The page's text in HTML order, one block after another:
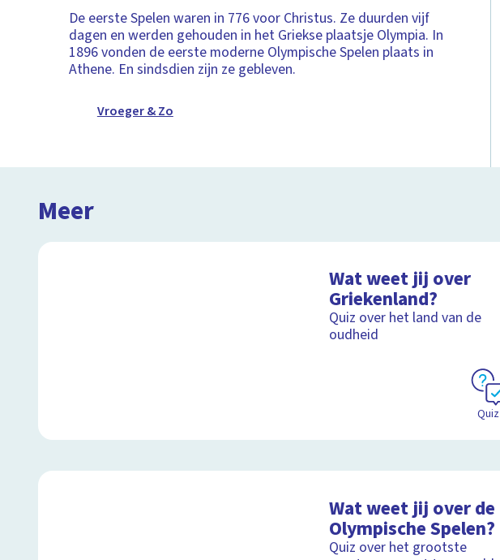
De eerste Spelen waren in 776 voor Christus. Ze duurden vijf
dagen en werden gehouden in het Griekse plaatsje Olympia. In
1896 vonden de eerste moderne Olympische Spelen plaats in
Athene. En sindsdien zijn ze gebleven.
Vroeger & Zo
Meer
Wat weet jij over
Griekenland?
Quiz over het land van de
oudheid
Quiz
Wat weet jij over de
Olympische Spelen?
Quiz over het grootste